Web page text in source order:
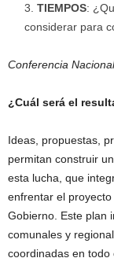
TIEMPOS:
considerar para
Conferencia
¿Cuál será el
Ideas, propuestas,
permitan construir un
esta lucha, que
enfrentar el
Gobierno. Este plan
comunales y
coordinadas en todo